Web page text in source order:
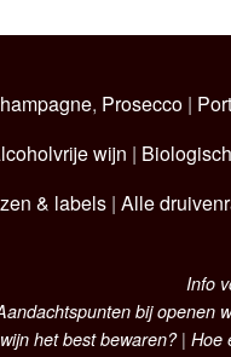
, Prosecco |
wijn |
& labels| Alle
Info
bij openen
het best bewaren?| Hoe